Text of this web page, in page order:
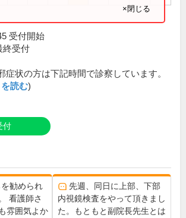
×閉じる
受付開始
終受付
症状の方は下記時間で診察しています。
読む)
付
勧められ
看護師さ
雰囲気よか
先週、同日に上部、下部
内視鏡検査をやって頂きまし
た。もともと副院長先生とは